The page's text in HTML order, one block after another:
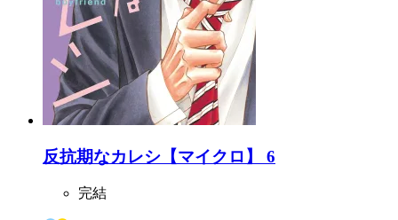
反抗期なカレシ【マイクロ】 6
完結